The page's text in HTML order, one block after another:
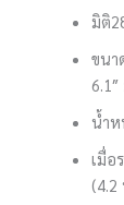
มิติ
ขนา
6.1″
น้ำ
เมื่อ